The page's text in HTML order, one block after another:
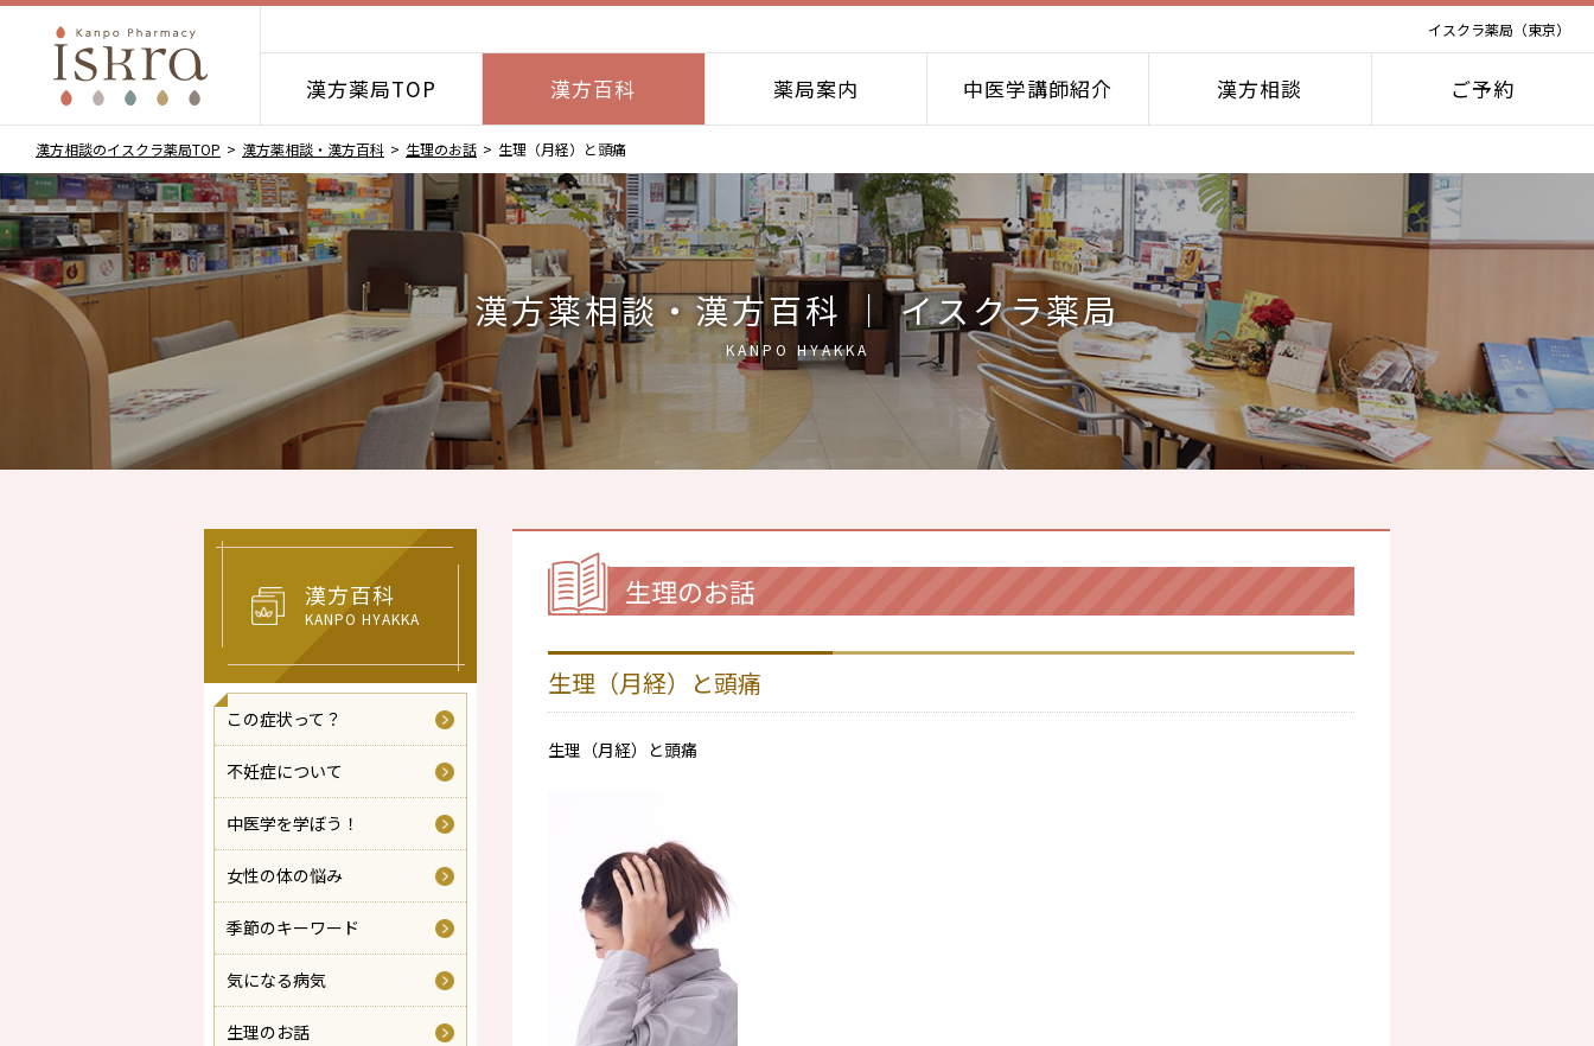
イスクラ薬局（東京）
漢方薬局TOP 漢方百科 薬局案内 中医学講師紹介 漢方相談 ご予約
漢方相談のイスクラ薬局TOP 漢方薬相談・漢方百科 生理のお話 生理（月経）と頭痛
漢方薬相談・漢方百科 ｜ イスクラ薬局
KANPO HYAKKA
生理のお話
生理（月経）と頭痛
生理（月経）と頭痛
漢方百科
KANPO HYAKKA
この症状って？
不妊症について
中医学を学ぼう！
女性の体の悩み
季節のキーワード
気になる病気
生理のお話